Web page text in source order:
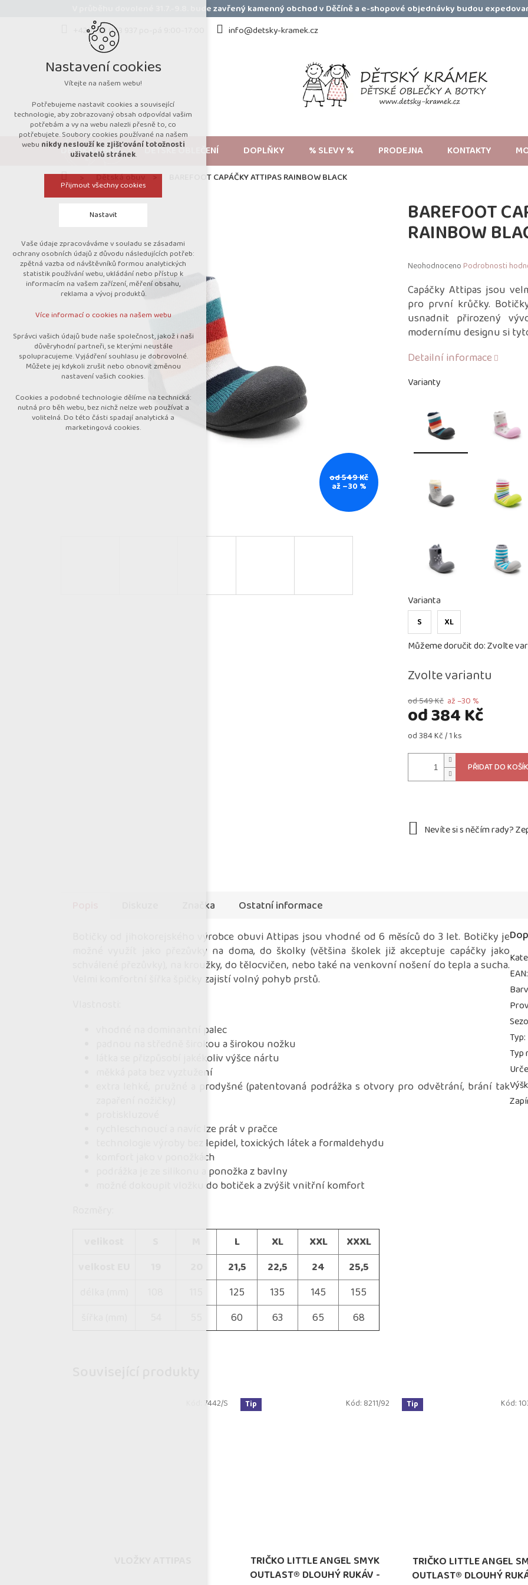
V průběhu dovolené 31.7.-9.8. bude zavřený kamenný obchod v Děčíně a e-shopové objednávky budou
+420 723 053 937 po-pá 9:00-17:00
info@detsky-kramek.cz
DĚTSKÁ OBUV DĚTSKÉ OBLEČENÍ DOPLŇKY % SLEVY % PRODEJNA KONTAKTY
DomůDětská obuv BAREFOOT CAPÁČKY ATTIPAS RAINBOW BLACK
od 549 Kč
až –30 %
BAREFOOT
RAINBOW
Průměrné
produktu
je
0,0
z
5
NeohodnocenoPodrobnosti
od 549 Kč až –30 %
od384 Kč
Měrná
od 384 Kč / 1 ks
Zvolte variantu
Varianty
Varianta
S XL
Můžeme doručit do:Zvolte
PŘIDAT DO
Capáčky Attipas jsou
pro první krůčky.
usnadnit přirozený
modernímu designu si
Detailní informace
7442/S Tip
TRIČKO LITTLE ANGEL SMYK
OUTLAST® DLOUHÝ RUKÁV -
Kód: 8211/92 Tip
TRIČKO LITTLE ANGEL
OUTLAST® DLOUHÝ
Kód:
Značka
Ostatní informace
Botičky od jihokorejského výrobce obuvi Attipas jsou vhodné od 6 měsíců do 3 let. Botičky je
možné využít jako přezůvky na doma, do školky (většina školek již akceptuje capáčky jako
schválené přezůvky), na kroužky, do tělocvičen, nebo také na venkovní nošení do tepla a sucha.
Velmi komfortní šířka špičky zajistí volný pohyb prstů.
vhodné na dominantní palec
padnou na středně širokou a širokou nožku
látka se přizpůsobí jakékoliv výšce nártu
měkká pata bez vyztužení
extra lehké, pružné a prodyšné (patentovaná podrážka s otvory pro odvětrání, brání tak
rychleschnoucí a navíc lze prát v pračce
technologie výroby bez lepidel, toxických látek a formaldehydu
komfort jako v ponožkách
podrážka je ze silikonu a ponožka z bavlny
možné dokoupit vložku do botiček a zvýšit vnitřní komfort
L XL XXL
XXXL
21,5 22,5 24
25,5
125 135 145
155
60 63 65 68
EAN:
Typ:
Typ
Nastavení cookies
Vítejte na našem webu!
Potřebujeme nastavit cookies a související
technologie, aby zobrazovaný obsah odpovídal vašim
potřebám a vy na webu nalezli přesně to, co
potřebujete. Soubory cookies používané na našem
webu nikdy neslouží ke zjišťování totožnosti
uživatelů stránek.
Přijmout všechny cookies
Nastavit
Technická cookies
nutná pro provozování webu
udržení kontextu stránek (session):
případná přihlášení, volby jazyka, apod.
návštěvnosti
marketingová cookies (Google)
Více informací o cookies na našem webu
Přijmout všechny cookies
Odmítnout vše
Vaše údaje zpracováváme v souladu se zásadami
ochrany osobních údajů z důvodu následujících potřeb:
zpětná vazba od návštěvníků formou analytických
statistik používání webu, ukládání nebo přístup k
informacím na vašem zařízení, měření obsahu,
reklama a vývoj produktů.
Více informací o cookies na našem webu
Správci vašich údajů bude naše společnost, jakož i naši
důvěryhodní partneři, se kterými neustále
spolupracujeme. Vyjádření souhlasu je dobrovolné.
Můžete jej kdykoli zrušit nebo obnovit změnou
nastavení vašich cookies.
Cookies a podobné technologie dělíme na technická:
nutná pro běh webu, bez nichž nelze web používat a
volitelná. Do této části spadají analytická a
marketingová cookies.